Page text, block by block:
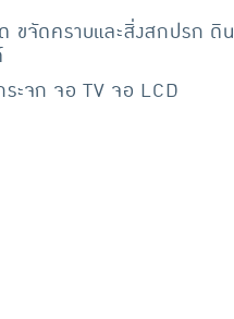
ขจัดคราบและสิ่งสกปรก ดิน
ระจก จอ TV จอ LCD